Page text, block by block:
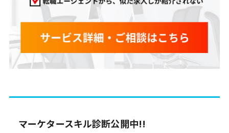
マーケタースキル診断公開中!!